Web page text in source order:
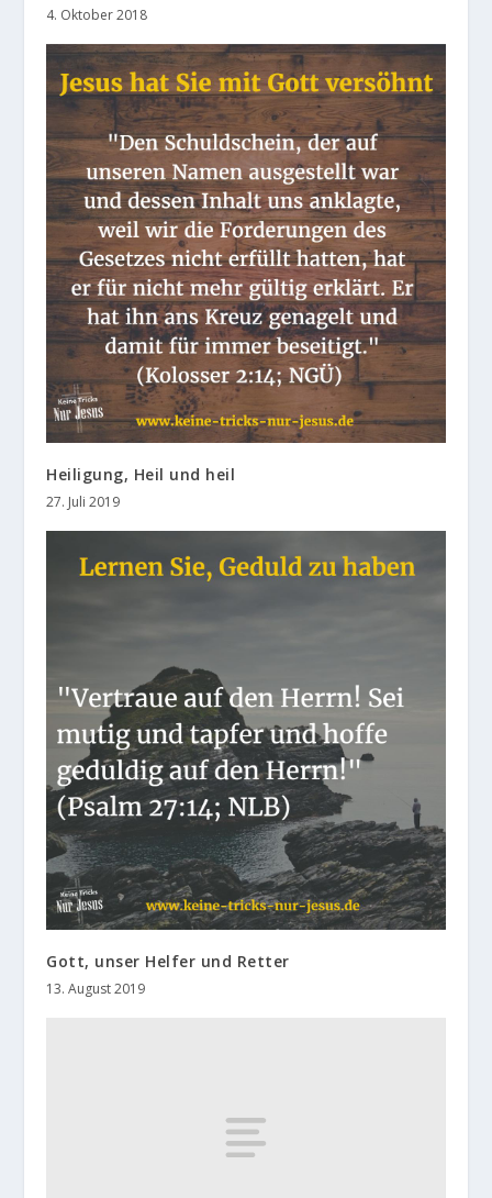
4. Oktober 2018
Heiligung, Heil und heil
27. Juli 2019
Gott, unser Helfer und Retter
13. August 2019